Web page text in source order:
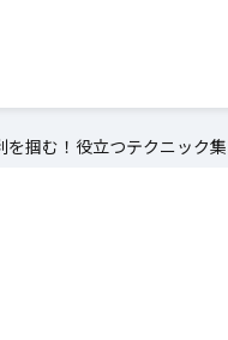
を掴む！役立つテクニック